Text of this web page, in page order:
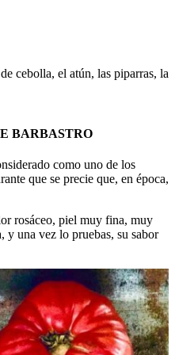
cebolla, el atún, las piparras, la
BARBASTRO
como uno de los
que se precie que, en época,
rosáceo, piel muy fina, muy
y una vez lo pruebas, su sabor